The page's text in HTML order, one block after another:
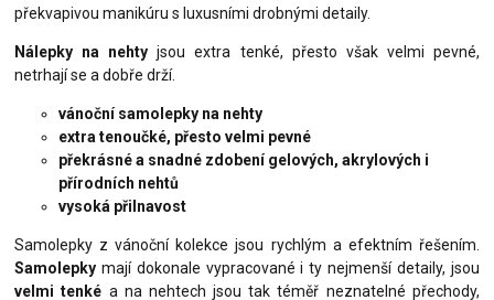
překvapivou manikúru s luxusními drobnými detaily.
Nálepky na nehty jsou extra tenké, přesto však velmi pevné,
netrhají se a dobře drží.
vánoční samolepky na nehty
extra tenoučké, přesto velmi pevné
překrásné a snadné zdobení gelových, akrylových i
přírodních nehtů
vysoká přilnavost
Samolepky z vánoční kolekce jsou rychlým a efektním řešením.
Samolepky mají dokonale vypracované i ty nejmenší detaily, jsou
velmi tenké a na nehtech jsou tak téměř neznatelné přechody,